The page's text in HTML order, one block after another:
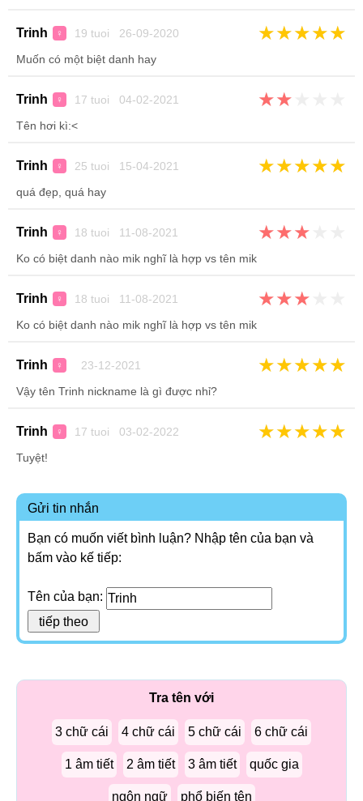
Trinh ♀ 19 tuoi 26-09-2020 ★★★★★
Muốn có một biệt danh hay
Trinh ♀ 17 tuoi 04-02-2021 ★★
Tên hơi kì:<
Trinh ♀ 25 tuoi 15-04-2021 ★★★★★
quá đẹp, quá hay
Trinh ♀ 18 tuoi 11-08-2021 ★★★
Ko có biệt danh nào mik nghĩ là hợp vs tên mik
Trinh ♀ 18 tuoi 11-08-2021 ★★★
Ko có biệt danh nào mik nghĩ là hợp vs tên mik
Trinh ♀ 23-12-2021 ★★★★★
Vậy tên Trinh nickname là gì được nhỉ?
Trinh ♀ 17 tuoi 03-02-2022 ★★★★★
Tuyệt!
Gửi tin nhắn
Bạn có muốn viết bình luận? Nhập tên của bạn và
bấm vào kế tiếp:
Tên của bạn:
Tra tên với
3 chữ cái 4 chữ cái 5 chữ cái 6 chữ cái
1 âm tiết 2 âm tiết 3 âm tiết quốc gia
ngôn ngữ phổ biến tên